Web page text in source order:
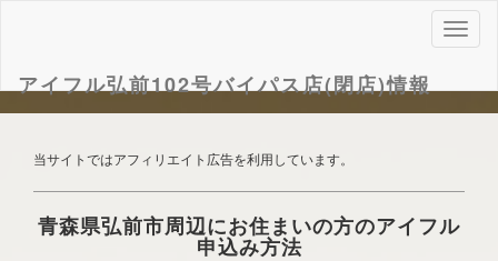
ナ
ビ
ー
シ
アイフル弘前102号バイパス店(閉店)情報
当サイトではアフィリエイト広告を利用しています。
青森県弘前市周辺にお住まいの方のアイフル
申込み方法